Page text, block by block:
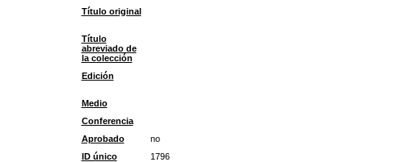
Título original
Título
abreviado de
la colección
Edición
Medio
Conferencia
Aprobado
no
ID único
1796